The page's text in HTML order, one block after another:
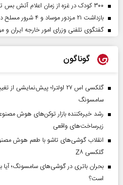
۳۰۰ کودک در غزه از زمان اعلام آتش بس تا کنون کشته شدند
بازداشت ۲۱ مزدور موساد و ۴ شرور مسلح در استان کرمان
گفتگوی تلفنی وزرای امور خارجه ایران و
گوناگون
گلکسی اس ۲۷ اولترا؛
سامسونگ
زیرساخت‌های واقعی
انقلاب گوشی‌های تاشو‌ با طعم هوش
گلکسی Z۸
است؟